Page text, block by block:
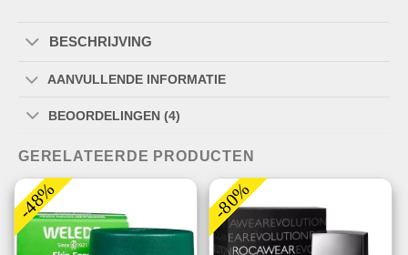
BESCHRIJVING
AANVULLENDE INFORMATIE
BEOORDELINGEN (4)
GERELATEERDE PRODUCTEN
-48% -80%